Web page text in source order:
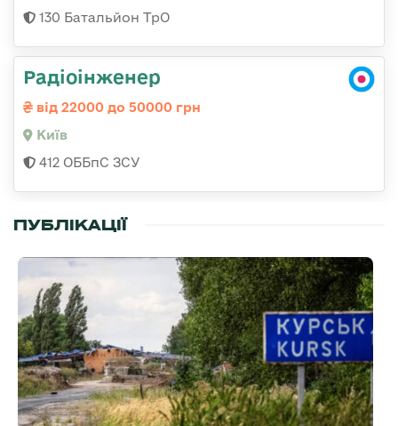
130 Батальйон ТрО
Радіоінженер
від 22000 до 50000 грн
Київ
412 ОББпС ЗСУ
ПУБЛІКАЦІЇ